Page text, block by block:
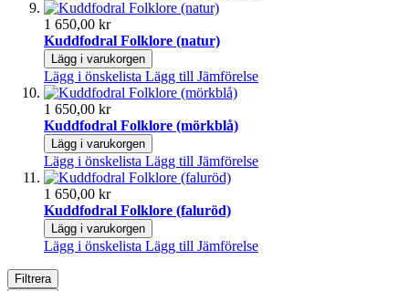
1 650,00 kr
Kuddfodral Folklore (natur)
Lägg i varukorgen
Lägg i önskelista Lägg till Jämförelse
1 650,00 kr
Kuddfodral Folklore (mörkblå)
Lägg i varukorgen
Lägg i önskelista Lägg till Jämförelse
1 650,00 kr
Kuddfodral Folklore (faluröd)
Lägg i varukorgen
Lägg i önskelista Lägg till Jämförelse
Filtrera